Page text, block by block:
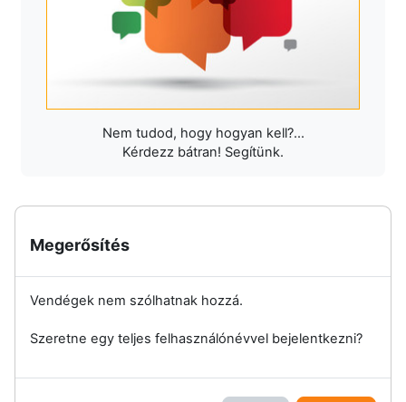
Nem tudod, hogy hogyan kell?...
Kérdezz bátran! Segítünk.
Megerősítés
Vendégek nem szólhatnak hozzá.
Szeretne egy teljes felhasználónévvel bejelentkezni?